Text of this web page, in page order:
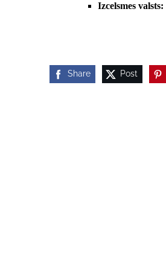
Izcelsmes valsts:
Share Post